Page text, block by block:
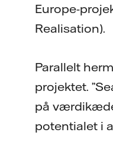
Europe-
Realisation).
Parallelt
projektet.
på
potentialet i